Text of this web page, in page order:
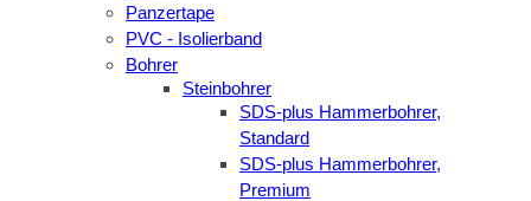
Panzertape
PVC - Isolierband
Bohrer
Steinbohrer
SDS-plus Hammerbohrer,
Standard
SDS-plus Hammerbohrer,
Premium